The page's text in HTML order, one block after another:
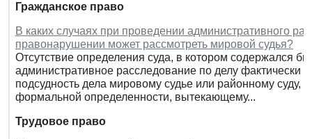
Гражданское право
В каких случаях при проведении административного
правонарушении может рассмотреть мировой судья?
Отсутствие определения суда, в котором содержался
административное расследование по делу фактически
подсудность дела мировому судье или районному суду,
формальной определенности, вытекающему...
Трудовое право